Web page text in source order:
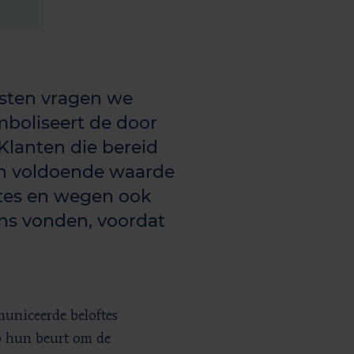
vragen we
de door
die bereid
voldoende waarde
en wegen ook
vonden, voordat
beloftes
hun beurt om de